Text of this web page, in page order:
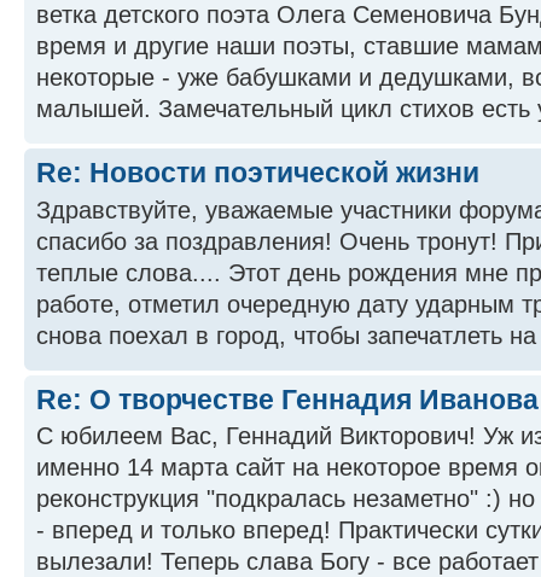
ветка детского поэта Олега Семеновича
время и другие наши поэты, ставшие
некоторые - уже бабушками и дедушками,
малышей. Замечательный цикл стихов
Re: Новости поэтической жизни
Здравствуйте, уважаемые участники
спасибо за поздравления! Очень тронут!
теплые слова.... Этот день рождения мне
работе, отметил очередную дату ударным
снова поехал в город, чтобы запечатлеть
Re: О творчестве Геннадия Иванова
С юбилеем Вас, Геннадий Викторович! Уж
именно 14 марта сайт на некоторое время
реконструкция "подкралась незаметно" :)
- вперед и только вперед! Практически
вылезали! Теперь слава Богу - все